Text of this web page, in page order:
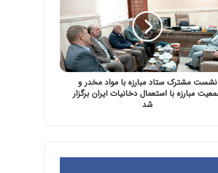
نشست مشترک ستاد مبارزه با مواد مخدر و
مبارزه با استعمال دخانیات ایران برگزار
شد